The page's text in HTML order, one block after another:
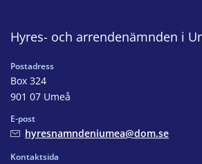
Hyres- och arrendenämnden i
Postadress
Box 324
901 07 Umeå
E-post
hyresnamndeniumea@dom.se
Kontaktsida